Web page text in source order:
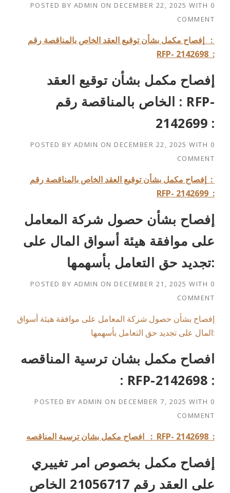
POSTED BY ADMIN ON DECEMBER 22, 2025 WITH 0
COMMENT
:
RFP- 2142698 :
إفصاح مكمل بشأن توقيع العقد
الخاص بالمناقصة رقم : RFP-
2142699 :
POSTED BY ADMIN ON DECEMBER 22, 2025 WITH 0
COMMENT
إفصاح مكمل بشأن توقيع العقد الخاص بالمناقصة رقم :
RFP- 2142699 :
إفصاح بشأن حصول شركة المعامل
على موافقة هيئة أسواق المال على
تجديد حق التعامل بأسهمها:
POSTED BY ADMIN ON DECEMBER 21, 2025 WITH 0
COMMENT
إفصاح بشأن حصول شركة المعامل على موافقة هيئة أسواق
المال على تجديد حق التعامل بأسهمها:
افصاح مكمل بشان ترسية المناقصه
: RFP-2142698 :
POSTED BY ADMIN ON DECEMBER 7, 2025 WITH 0
COMMENT
: RFP- 2142698 :
إفصاح مكمل بخصوص امر تغييري
على العقد رقم 21056717 الخاص